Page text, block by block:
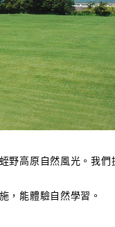
野高原自然風光。我
，能體驗自然學習。